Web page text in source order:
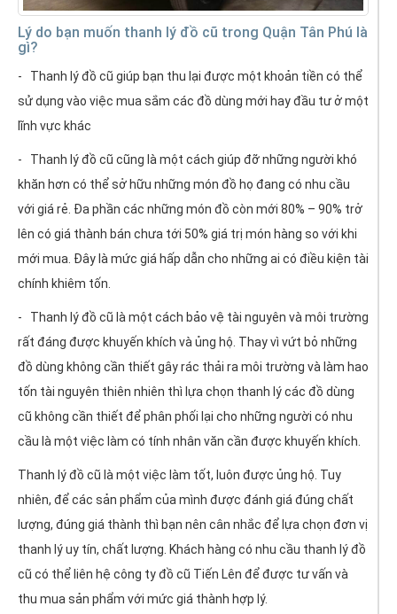
Lý do bạn muốn thanh lý đồ cũ trong Quận Tân Phú là
gì?
- Thanh lý đồ cũ giúp bạn thu lại được một khoản tiền có thể
sử dụng vào việc mua sắm các đồ dùng mới hay đầu tư ở một
lĩnh vực khác
- Thanh lý đồ cũ cũng là một cách giúp đỡ những người khó
khăn hơn có thể sở hữu những món đồ họ đang có nhu cầu
với giá rẻ. Đa phần các những món đồ còn mới 80% – 90% trở
lên có giá thành bán chưa tới 50% giá trị món hàng so với khi
mới mua. Đây là mức giá hấp dẫn cho những ai có điều kiện tài
chính khiêm tốn.
- Thanh lý đồ cũ là một cách bảo vệ tài nguyên và môi trường
rất đáng được khuyến khích và ủng hộ. Thay vì vứt bỏ những
đồ dùng không cần thiết gây rác thải ra môi trường và làm hao
tốn tài nguyên thiên nhiên thì lựa chọn thanh lý các đồ dùng
cũ không cần thiết để phân phối lại cho những người có nhu
cầu là một việc làm có tính nhân văn cần được khuyến khích.
Thanh lý đồ cũ là một việc làm tốt, luôn được ủng hộ. Tuy
nhiên, để các sản phẩm của mình được đánh giá đúng chất
lượng, đúng giá thành thì bạn nên cân nhắc để lựa chọn đơn vị
thanh lý uy tín, chất lượng. Khách hàng có nhu cầu thanh lý đồ
cũ có thể liên hệ công ty đồ cũ Tiến Lên để được tư vấn và
thu mua sản phẩm với mức giá thành hợp lý.